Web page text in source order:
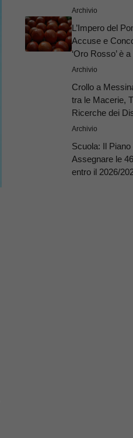
Archivio
L’Impero del
Accuse e
‘Oro Rosso’ è
Archivio
Crollo a
tra le Macerie,
Ricerche dei
Archivio
Scuola: Il
Assegnare le
entro il 2026/